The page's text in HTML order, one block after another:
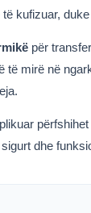
kufizuar,
për
të mirë në
dhe